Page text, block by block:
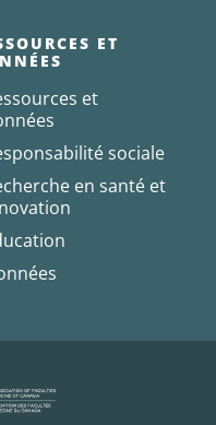
ET
et
sociale
en santé et